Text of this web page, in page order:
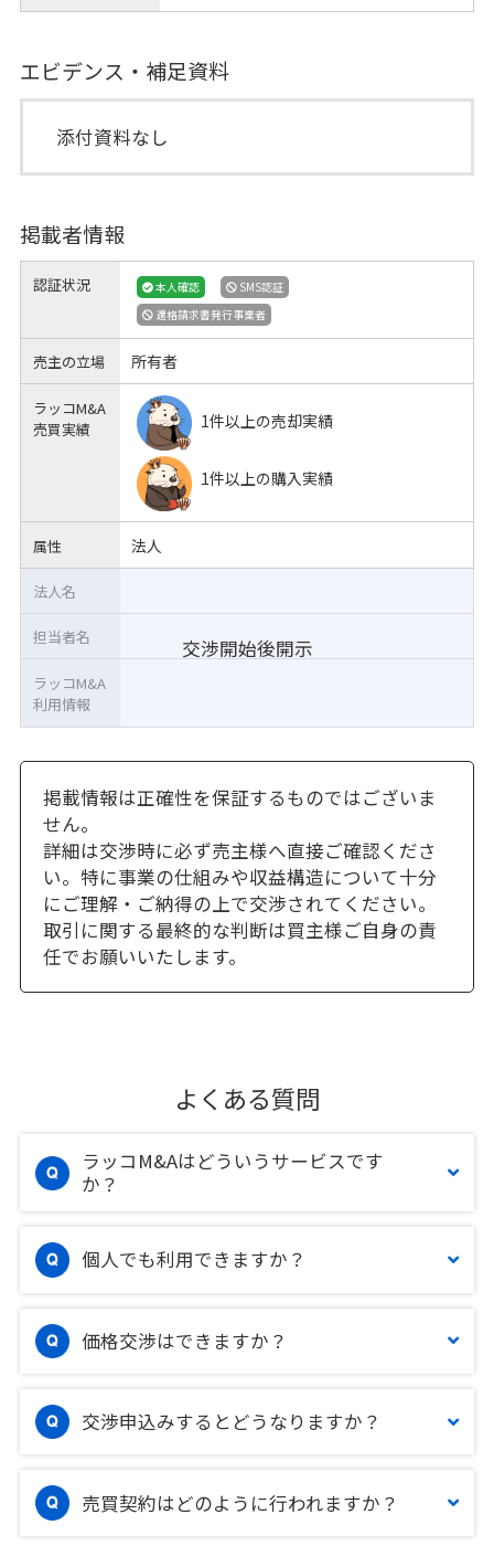
エビデンス・補足資料
添付資料なし
掲載者情報
認証状況 本人確認
SMS認証
適格請求書発行事業者
売主の立場 所有者
ラッコM&A
売買実績
1件以上の売却実績
1件以上の購入実績
属性 法人
交渉開始後開示
法人名
担当者名
ラッコM&A
利用情報
掲載情報は正確性を保証するものではございま
せん。
詳細は交渉時に必ず売主様へ直接ご確認くださ
い。特に事業の仕組みや収益構造について十分
にご理解・ご納得の上で交渉されてください。
取引に関する最終的な判断は買主様ご自身の責
任でお願いいたします。
よくある質問
ラッコM&Aはどういうサービスです
か？
個人でも利用できますか？
価格交渉はできますか？
交渉申込みするとどうなりますか？
売買契約はどのように行われますか？